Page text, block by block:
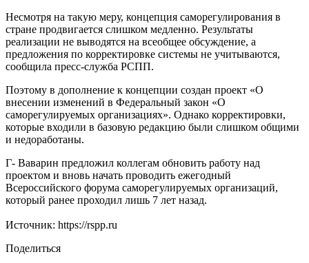
Несмотря на такую меру, концепция саморегулирования в
стране продвигается слишком медленно. Результаты
реализации не выводятся на всеобщее обсуждение, а
предложения по корректировке системы не учитываются,
сообщила пресс-служба РСПП.
Поэтому в дополнение к концепции создан проект «О
внесении изменений в Федеральный закон «О
саморегулируемых организациях». Однако корректировки,
которые входили в базовую редакцию были слишком общими
и недоработаны.
Г- Ваварин предложил коллегам обновить работу над
проектом и вновь начать проводить ежегодный
Всероссийского форума саморегулируемых организаций,
который ранее проходил лишь 7 лет назад.
Источник: https://rspp.ru
Поделиться